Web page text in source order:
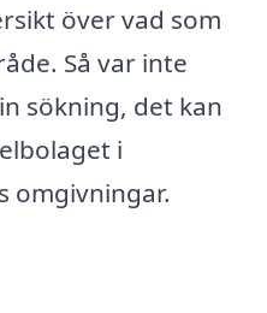
över vad som
Så var inte
sökning, det kan
i
omgivningar.